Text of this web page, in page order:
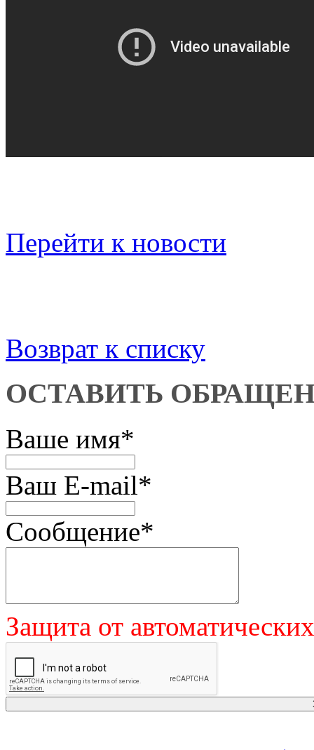
Перейти к новости
Возврат к списку
ОСТАВИТЬ
Ваше имя*
Ваш E-mail*
Сообщение*
Защита от